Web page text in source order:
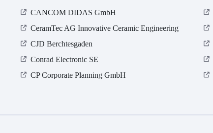
CANCOM DIDAS GmbH
CeramTec AG Innovative Ceramic Engineering
CJD Berchtesgaden
Conrad Electronic SE
CP Corporate Planning GmbH